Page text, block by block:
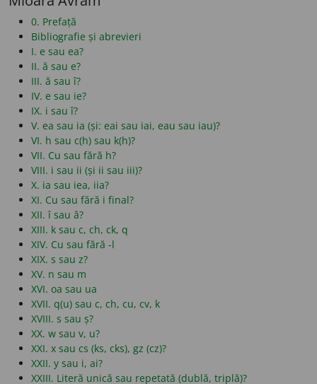
0. Prefață
Bibliografie și abrevieri
I. e sau ea?
II. ă sau e?
III. ă sau î?
IV. e sau ie?
IX. i sau î?
V. ea sau ia (și: eai sau iai, eau sau iau)?
VI. h sau c(h) sau k(h)?
VII. Cu sau fără h?
VIII. i sau ii (și ii sau iii)?
X. ia sau iea, iia?
XI. Cu sau fără i final?
XII. î sau â?
XIII. k sau c, ch, ck, q
XIV. Cu sau fără -l
XIX. s sau z?
XV. n sau m
XVI. oa sau ua
XVII. q(u) sau c, ch, cu, cv, k
XVIII. s sau ș?
XX. w sau v, u?
XXI. x sau cs (ks, cks), gz (cz)?
XXII. y sau i, ai?
XXIII. Literă unică sau repetată (dublă, triplă)?